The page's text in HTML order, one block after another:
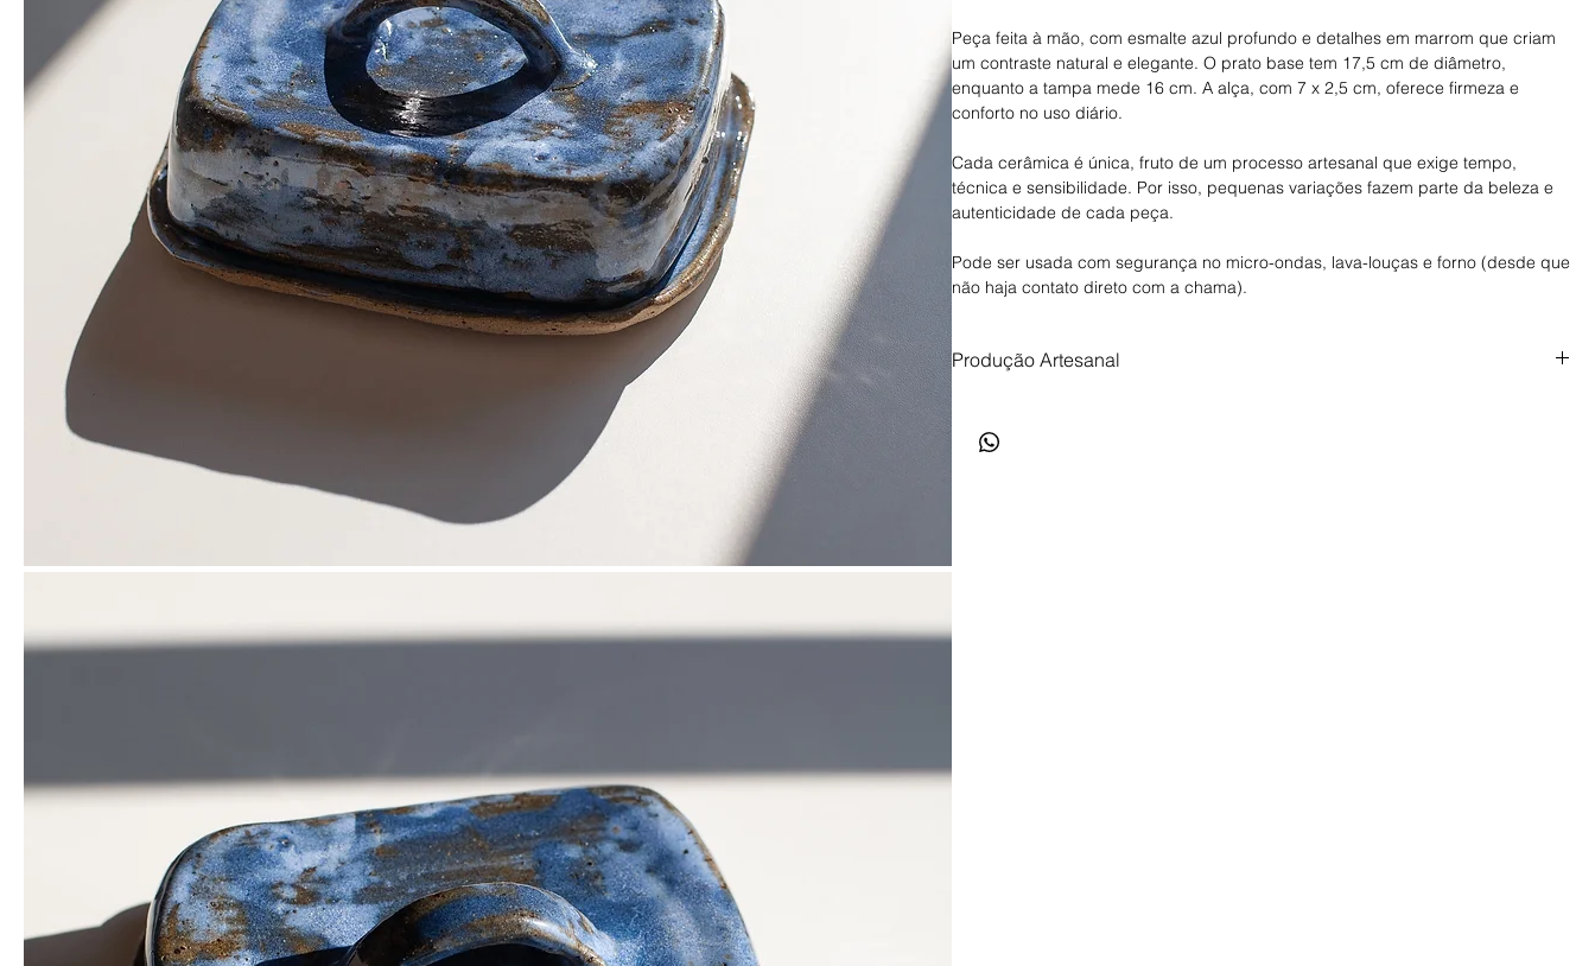
Peça feita à mão, com esmalte azul profundo e detalhes em marrom que criam
um contraste natural e elegante. O prato base tem 17,5 cm de diâmetro,
enquanto a tampa mede 16 cm. A alça, com 7 x 2,5 cm, oferece firmeza e
conforto no uso diário.
Cada cerâmica é única, fruto de um processo artesanal que exige tempo,
técnica e sensibilidade. Por isso, pequenas variações fazem parte da beleza e
autenticidade de cada peça.
Pode ser usada com segurança no micro-ondas, lava-louças e forno (desde que
não haja contato direto com a chama).
Produção Artesanal
de até 35 dias.